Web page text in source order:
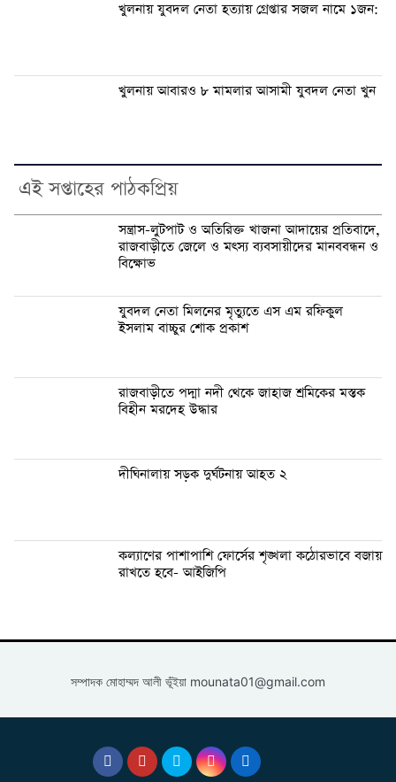
খুলনায় যুবদল নেতা হত্যায় গ্রেপ্তার সজল নামে ১জন:
খুলনায় আবারও ৮ মামলার আসামী যুবদল নেতা খুন
এই সপ্তাহের পাঠকপ্রিয়
সন্ত্রাস-লুটপাট ও অতিরিক্ত খাজনা আদায়ের প্রতিবাদে,
রাজবাড়ীতে জেলে ও মৎস্য ব্যবসায়ীদের মানববন্ধন ও
বিক্ষোভ
যুবদল নেতা মিলনের মৃত্যুতে এস এম রফিকুল
ইসলাম বাচ্চুর শোক প্রকাশ
রাজবাড়ীতে পদ্মা নদী থেকে জাহাজ শ্রমিকের মস্তক
বিহীন মরদেহ উদ্ধার
দীঘিনালায় সড়ক দুর্ঘটনায় আহত ২
কল্যাণের পাশাপাশি ফোর্সের শৃঙ্খলা কঠোরভাবে বজায়
রাখতে হবে- আইজিপি
সম্পাদক মোহাম্মদ আলী ভূঁইয়া mounata01@gmail.com